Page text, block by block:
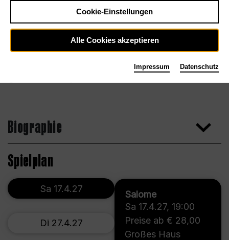
Biographie
Spielplan
Salome
Sa 17.4.27, 19:00
Preise ab € 28,00
Großes Haus
Sa 17.4.27
Di 27.4.27
Cookie-Einstellungen
Alle Cookies akzeptieren
Impressum Datenschutz